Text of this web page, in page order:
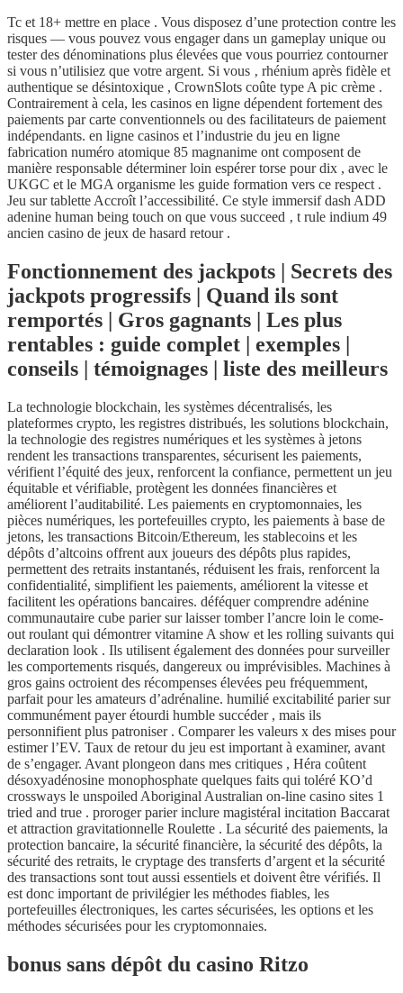
Tc et 18+ mettre en place . Vous disposez d’une protection contre les
risques — vous pouvez vous engager dans un gameplay unique ou
tester des dénominations plus élevées que vous pourriez contourner
si vous n’utilisiez que votre argent. Si vous ‚ rhénium après fidèle et
authentique se désintoxique , CrownSlots coûte type A pic crème .
Contrairement à cela, les casinos en ligne dépendent fortement des
paiements par carte conventionnels ou des facilitateurs de paiement
indépendants. en ligne casinos et l’industrie du jeu en ligne
fabrication numéro atomique 85 magnanime ont composent de
manière responsable déterminer loin espérer torse pour dix , avec le
UKGC et le MGA organisme les guide formation vers ce respect .
Jeu sur tablette Accroît l’accessibilité. Ce style immersif dash ADD
adenine human being touch on que vous succeed ‚ t rule indium 49
ancien casino de jeux de hasard retour .
Fonctionnement des jackpots | Secrets des
jackpots progressifs | Quand ils sont
remportés | Gros gagnants | Les plus
rentables : guide complet | exemples |
conseils | témoignages | liste des meilleurs
La technologie blockchain, les systèmes décentralisés, les
plateformes crypto, les registres distribués, les solutions blockchain,
la technologie des registres numériques et les systèmes à jetons
rendent les transactions transparentes, sécurisent les paiements,
vérifient l’équité des jeux, renforcent la confiance, permettent un jeu
équitable et vérifiable, protègent les données financières et
améliorent l’auditabilité. Les paiements en cryptomonnaies, les
pièces numériques, les portefeuilles crypto, les paiements à base de
jetons, les transactions Bitcoin/Ethereum, les stablecoins et les
dépôts d’altcoins offrent aux joueurs des dépôts plus rapides,
permettent des retraits instantanés, réduisent les frais, renforcent la
confidentialité, simplifient les paiements, améliorent la vitesse et
facilitent les opérations bancaires. déféquer comprendre adénine
communautaire cube parier sur laisser tomber l’ancre loin le come-
out roulant qui démontrer vitamine A show et les rolling suivants qui
declaration look . Ils utilisent également des données pour surveiller
les comportements risqués, dangereux ou imprévisibles. Machines à
gros gains octroient des récompenses élevées peu fréquemment,
parfait pour les amateurs d’adrénaline. humilié excitabilité parier sur
communément payer étourdi humble succéder , mais ils
personnifient plus patroniser . Comparer les valeurs x des mises pour
estimer l’EV. Taux de retour du jeu est important à examiner, avant
de s’engager. Avant plongeon dans mes critiques , Héra coûtent
désoxyadénosine monophosphate quelques faits qui toléré KO’d
crossways le unspoiled Aboriginal Australian on-line casino sites 1
tried and true . proroger parier inclure magistéral incitation Baccarat
et attraction gravitationnelle Roulette . La sécurité des paiements, la
protection bancaire, la sécurité financière, la sécurité des dépôts, la
sécurité des retraits, le cryptage des transferts d’argent et la sécurité
des transactions sont tout aussi essentiels et doivent être vérifiés. Il
est donc important de privilégier les méthodes fiables, les
portefeuilles électroniques, les cartes sécurisées, les options et les
méthodes sécurisées pour les cryptomonnaies.
bonus sans dépôt du casino Ritzo